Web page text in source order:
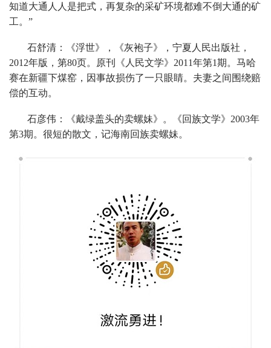
知道大通人人是把式，再复杂的采矿环境都难不倒大通的矿
工。”
石舒清：《浮世》，《灰袍子》，宁夏人民出版社，
2012年版，第80页。原刊《人民文学》2011年第1期。马哈
赛在新疆下煤窑，因事故损伤了一只眼睛。夫妻之间围绕赔
偿的互动。
石彦伟：《戴绿盖头的卖螺妹》。《回族文学》2003年
第3期。很短的散文，记海南回族卖螺妹。